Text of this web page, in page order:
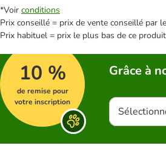
*Voir conditions
Prix conseillé = prix de vente conseillé par
Prix habituel = prix le plus bas de ce
10 %
de remise pour
votre inscription
Grâce à